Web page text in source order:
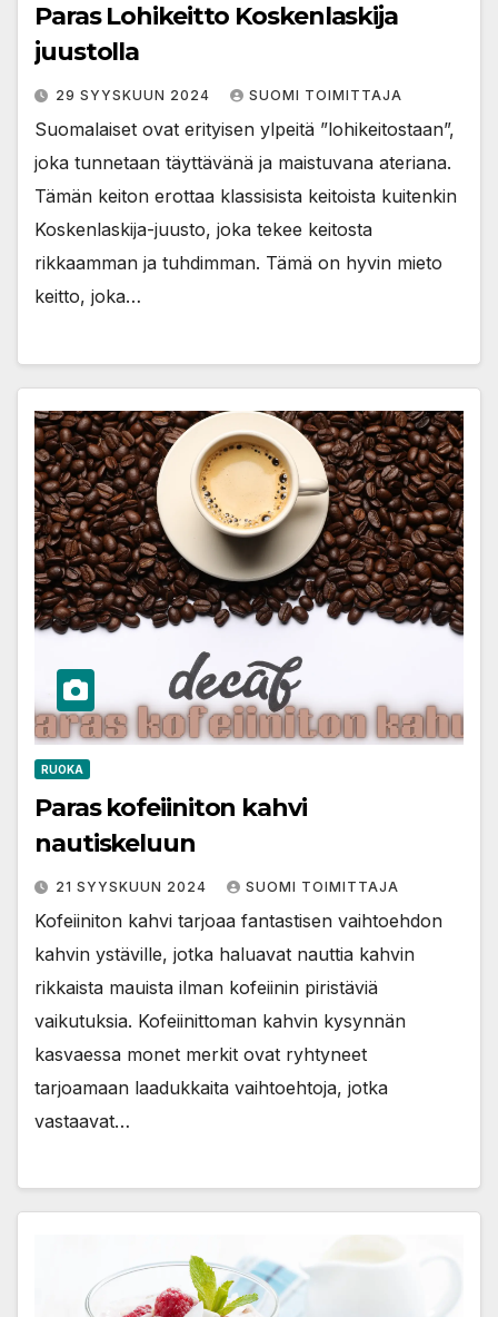
Paras Lohikeitto Koskenlaskija
juustolla
29 SYYSKUUN 2024 SUOMI TOIMITTAJA
Suomalaiset ovat erityisen ylpeitä ”lohikeitostaan”,
joka tunnetaan täyttävänä ja maistuvana ateriana.
Tämän keiton erottaa klassisista keitoista kuitenkin
Koskenlaskija-juusto, joka tekee keitosta
rikkaamman ja tuhdimman. Tämä on hyvin mieto
keitto, joka…
RUOKA
Paras kofeiiniton kahvi
nautiskeluun
21 SYYSKUUN 2024 SUOMI TOIMITTAJA
Kofeiiniton kahvi tarjoaa fantastisen vaihtoehdon
kahvin ystäville, jotka haluavat nauttia kahvin
rikkaista mauista ilman kofeiinin piristäviä
vaikutuksia. Kofeiinittoman kahvin kysynnän
kasvaessa monet merkit ovat ryhtyneet
tarjoamaan laadukkaita vaihtoehtoja, jotka
vastaavat…